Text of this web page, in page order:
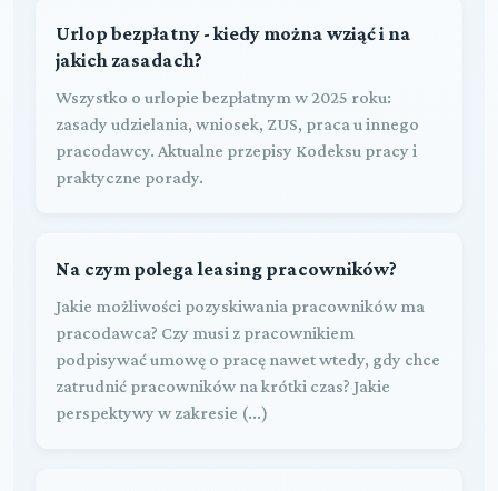
Urlop bezpłatny - kiedy można wziąć i na
jakich zasadach?
Wszystko o urlopie bezpłatnym w 2025 roku:
zasady udzielania, wniosek, ZUS, praca u innego
pracodawcy. Aktualne przepisy Kodeksu pracy i
praktyczne porady.
Na czym polega leasing pracowników?
Jakie możliwości pozyskiwania pracowników ma
pracodawca? Czy musi z pracownikiem
podpisywać umowę o pracę nawet wtedy, gdy chce
zatrudnić pracowników na krótki czas? Jakie
perspektywy w zakresie (...)